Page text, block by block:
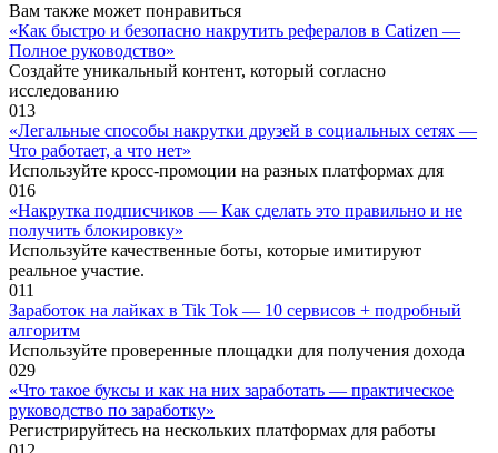
Вам также может понравиться
«Как быстро и безопасно накрутить рефералов в Catizen —
Полное руководство»
Создайте уникальный контент, который согласно
исследованию
013
«Легальные способы накрутки друзей в социальных сетях —
Что работает, а что нет»
Используйте кросс-промоции на разных платформах для
016
«Накрутка подписчиков — Как сделать это правильно и не
получить блокировку»
Используйте качественные боты, которые имитируют
реальное участие.
011
Заработок на лайках в Tik Tok — 10 сервисов + подробный
алгоритм
Используйте проверенные площадки для получения дохода
029
«Что такое буксы и как на них заработать — практическое
руководство по заработку»
Регистрируйтесь на нескольких платформах для работы